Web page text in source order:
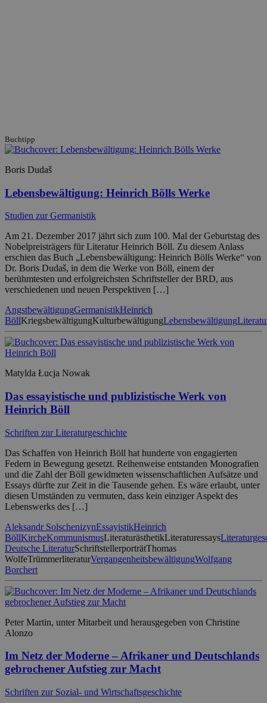
Buchtipp
Boris Dudaš
Lebensbewältigung: Heinrich Bölls Werke
Studien zur Germanistik
Am 21. Dezember 2017 jährt sich zum 100. Mal der Geburtstag des
Nobelpreisträgers für Literatur Heinrich Böll. Zu diesem Anlass
erschien das Buch „Lebensbewältigung: Heinrich Bölls Werke“ von
Dr. Boris Dudaš, in dem die Werke von Böll, einem der
berühmtesten und erfolgreichsten Schriftsteller der BRD, aus
verschiedenen und neuen Perspektiven […]
AngstbewältigungGermanistikHeinrich
BöllKriegsbewältigungKulturbewältigungLebensbewältigung
Matylda Łucja Nowak
Das essayistische und publizistische Werk von
Heinrich Böll
Schriften zur Literaturgeschichte
Das Schaffen von Heinrich Böll hat hunderte von engagierten
Federn in Bewegung gesetzt. Reihenweise entstanden Monografien
und die Zahl der Böll gewidmeten wissenschaftlichen Aufsätze und
Essays dürfte zur Zeit in die Tausende gehen. Es wäre erlaubt, unter
diesen Umständen zu vermuten, dass kein einziger Aspekt des
Lebenswerks des […]
Aleksandr SolschenizynEssayistikHeinrich
BöllKircheKommunismusLiteraturästhetikLiteraturessays
Deutsche LiteraturSchriftstellerporträtThomas
WolfeTrümmerliteraturVergangenheitsbewältigungWolfgang
Borchert
Peter Martin, unter Mitarbeit und herausgegeben von Christine
Alonzo
Im Netz der Moderne – Afrikaner und Deutschlands
gebrochener Aufstieg zur Macht
Schriften zur Sozial- und Wirtschaftsgeschichte